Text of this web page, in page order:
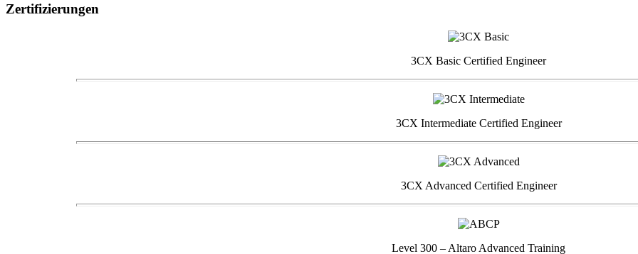
Zertifizierungen
3CX Basic Certified Engineer
3CX Intermediate Certified Engineer
3CX Advanced Certified Engineer
Level 300 – Altaro Advanced Training